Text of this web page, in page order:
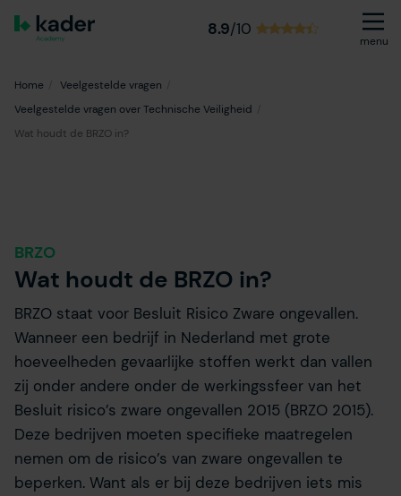
8.9/10
menu
Home
Veelgestelde vragen
Veelgestelde vragen over Technische Veiligheid
Wat houdt de BRZO in?
BRZO
Wat houdt de BRZO in?
BRZO staat voor Besluit Risico Zware ongevallen.
Wanneer een bedrijf in Nederland met grote
hoeveelheden gevaarlijke stoffen werkt dan vallen
zij onder andere onder de werkingssfeer van het
Besluit risico’s zware ongevallen 2015 (BRZO 2015).
Deze bedrijven moeten specifieke maatregelen
nemen om de risico’s van zware ongevallen te
beperken. Want als er bij deze bedrijven iets mis